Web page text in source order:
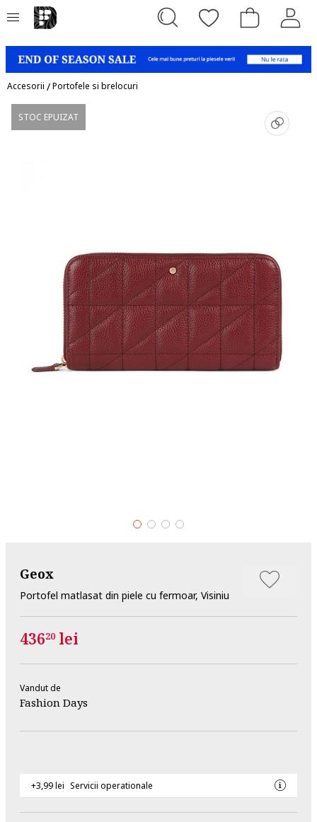
Accesorii /Portofele si brelocuri
STOC EPUIZAT
Geox
Portofel matlasat din piele cu fermoar, Visiniu
43620 lei
Vandut de
Fashion Days
+3,99 lei Servicii operationale